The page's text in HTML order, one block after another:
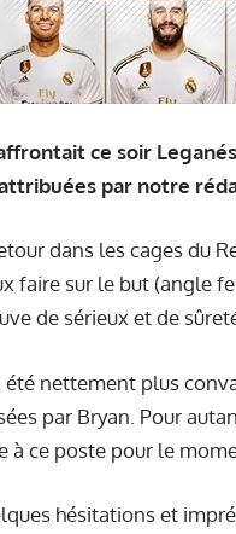
ce soir
par notre
dans les cages du
faire sur le but (angle
de sérieux et de
été nettement plus
par Bryan. Pour
à ce poste pour le
hésitations et